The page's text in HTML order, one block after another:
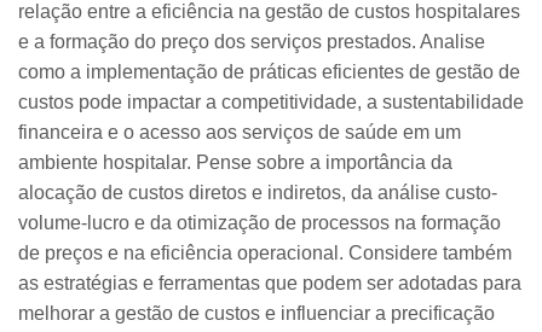
relação entre a eficiência na gestão de custos hospitalares
e a formação do preço dos serviços prestados. Analise
como a implementação de práticas eficientes de gestão de
custos pode impactar a competitividade, a sustentabilidade
financeira e o acesso aos serviços de saúde em um
ambiente hospitalar. Pense sobre a importância da
alocação de custos diretos e indiretos, da análise custo-
volume-lucro e da otimização de processos na formação
de preços e na eficiência operacional. Considere também
as estratégias e ferramentas que podem ser adotadas para
melhorar a gestão de custos e influenciar a precificação